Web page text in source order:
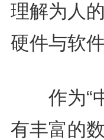
理解为人
硬件与软
作为“中
有丰富的